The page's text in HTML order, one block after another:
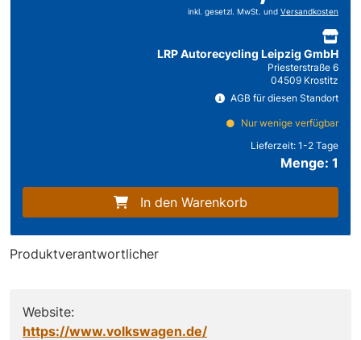
inkl. gesetzl. MwSt. und Versandkosten
LRP Autorecycling Leipzig GmbH
Priesterstraße 6
04509 Krostitz
AGB für diesen Standort
Nur wenige verfügbar
Lieferzeit: 1-2 Tage
Menge: 1
In den Warenkorb
Produktverantwortlicher
Website:
https://www.volkswagen.de/